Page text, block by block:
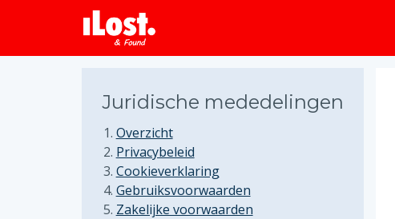
Juridische mededelingen
Overzicht
Privacybeleid
Cookieverklaring
Gebruiksvoorwaarden
Zakelijke voorwaarden